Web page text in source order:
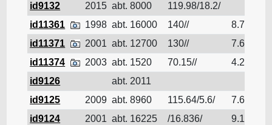
id9132
2015 abt. 8000 119.98/18.2/
id11361
1998 abt. 16000 140// 8.7
id11371
2001 abt. 12700 130// 7.6
id11374
2003 abt. 1520 70.15// 4.2
id9126
abt. 2011
id9125
2009 abt. 8960 115.64/5.6/ 7.613
id9124
2001 abt. 16225 /16.836/ 9.1